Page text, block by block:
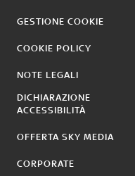
GESTIONE COOKIE
COOKIE POLICY
NOTE LEGALI
DICHIARAZIONE
ACCESSIBILITÀ
OFFERTA SKY MEDIA
CORPORATE